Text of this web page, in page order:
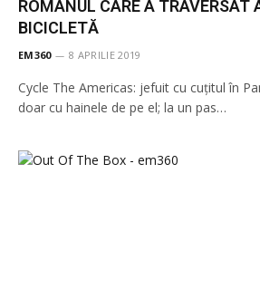
ROMÂNUL CARE A TRAVERSAT
BICICLETĂ
EM360 8 APRILIE 2019
Cycle The Americas: jefuit cu cuțitul în
doar cu hainele de pe el; la un pas…